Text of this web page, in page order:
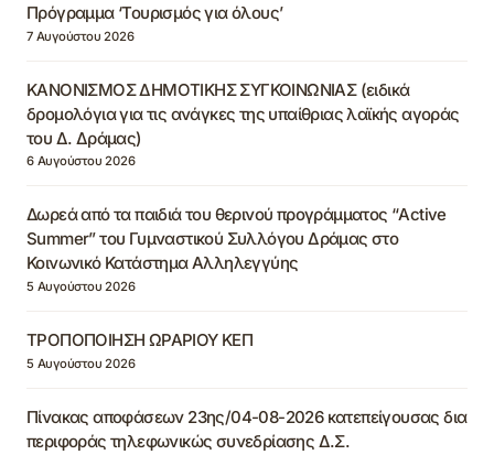
Πρόγραμμα ‘Τουρισμός για όλους’
7 Αυγούστου 2026
ΚΑΝΟΝΙΣΜΟΣ ΔΗΜΟΤΙΚΗΣ ΣΥΓΚΟΙΝΩΝΙΑΣ (ειδικά
δρομολόγια για τις ανάγκες της υπαίθριας λαϊκής αγοράς
του Δ. Δράμας)
6 Αυγούστου 2026
Δωρεά από τα παιδιά του θερινού προγράμματος “Active
Summer” του Γυμναστικού Συλλόγου Δράμας στο
Κοινωνικό Κατάστημα Αλληλεγγύης
5 Αυγούστου 2026
ΤΡΟΠΟΠΟΙΗΣΗ ΩΡΑΡΙΟΥ ΚΕΠ
5 Αυγούστου 2026
Πίνακας αποφάσεων 23ης/04-08-2026 κατεπείγουσας δια
περιφοράς τηλεφωνικώς συνεδρίασης Δ.Σ.